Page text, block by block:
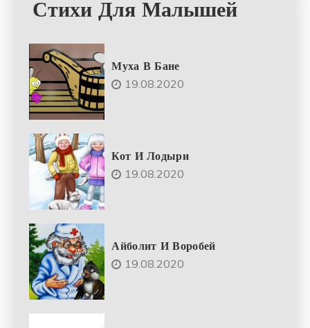
Стихи Для Малышей
Муха В Бане
19.08.2020
Кот И Лодыри
19.08.2020
Айболит И Воробей
19.08.2020